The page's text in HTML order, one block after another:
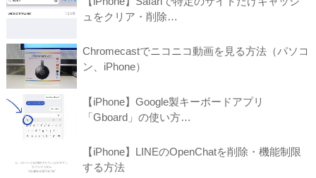
ュをクリア・削除…
Chromecastでニコニコ動画を見る方法（パソコ
ン、iPhone）
【iPhone】Google製キーボードアプリ
「Gboard」の使い方…
【iPhone】LINEのOpenChatを削除・機能制限
する方法